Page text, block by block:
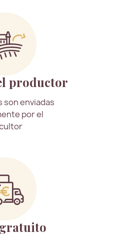
productor
son enviadas
por el